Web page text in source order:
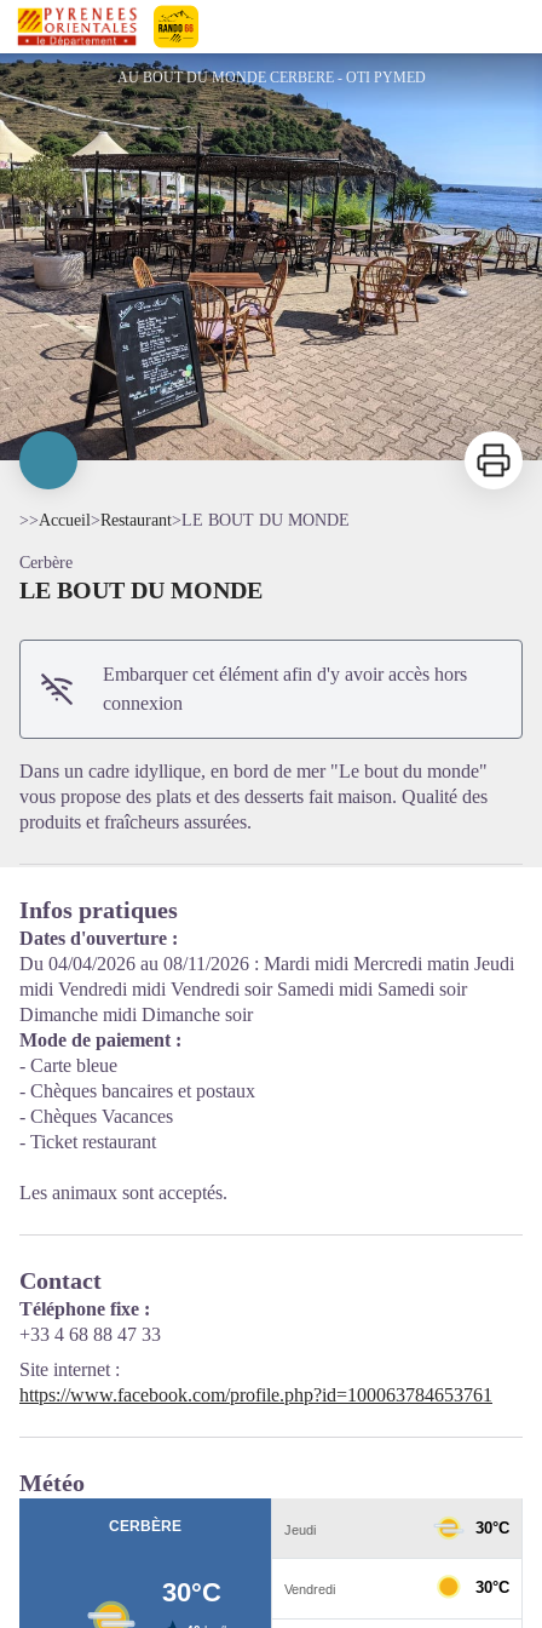
Pyrénées-Orientales Le Département
LE BOUT DU MONDE
AU BOUT DU MONDE CERBERE - OTI PYMED
Voir l'image en plein écran
Imprimer
>>Accueil>Restaurant>LE BOUT DU MONDE
Cerbère
LE BOUT DU MONDE
Embarquer cet élément afin d'y avoir accès hors
connexion
Dans un cadre idyllique, en bord de mer "Le bout du monde"
vous propose des plats et des desserts fait maison. Qualité des
produits et fraîcheurs assurées.
Infos pratiques
Dates d'ouverture :
Du 04/04/2026 au 08/11/2026 : Mardi midi Mercredi matin Jeudi
midi Vendredi midi Vendredi soir Samedi midi Samedi soir
Dimanche midi Dimanche soir
Mode de paiement :
- Carte bleue
- Chèques bancaires et postaux
- Chèques Vacances
- Ticket restaurant
Les animaux sont acceptés.
Contact
Téléphone fixe :
+33 4 68 88 47 33
Site internet :
https://www.facebook.com/profile.php?id=100063784653761
Météo